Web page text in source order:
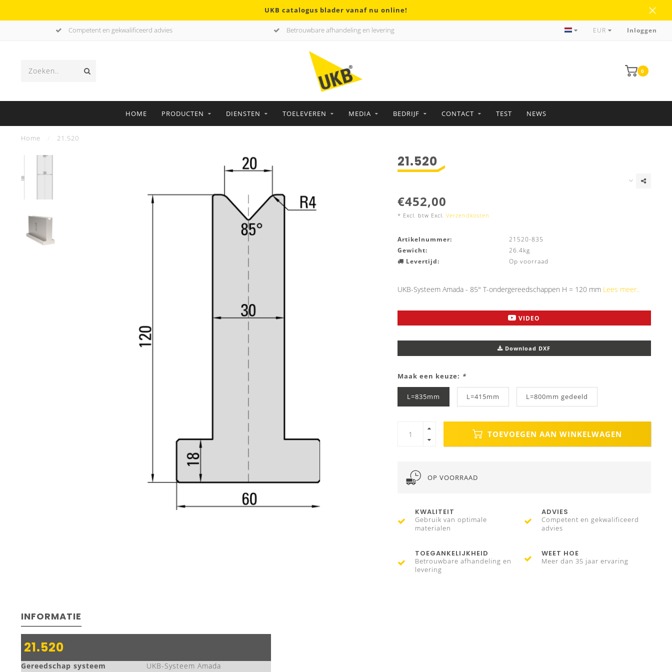
UKB catalogus blader vanaf nu online!
Competent en gekwalificeerd advies Betrouwbare afhandeling en levering Meer dan 35 jaar ervaringEUR Inloggen
0
HOME PRODUCTEN DIENSTEN TOELEVEREN MEDIA BEDRIJF CONTACT TEST NEWS
Home 21.520
21.520
€452,00
* Excl. btw Excl. Verzendkosten
Artikelnummer:
21520-835
Gewicht:
26.4kg
Levertijd:
Op voorraad
UKB-Systeem Amada - 85° T-ondergereedschappen H = 120 mm Lees meer..
VIDEO
Download DXF
Maak een keuze: *
L=835mm L=415mm L=800mm gedeeld
TOEVOEGEN AAN WINKELWAGEN
OP VOORRAAD
KWALITEIT
Gebruik van optimale
materialen
ADVIES
Competent en gekwalificeerd
advies
TOEGANKELIJKHEID
Betrouwbare afhandeling en
levering
WEET HOE
Meer dan 35 jaar ervaring
INFORMATIE
21.520
Gereedschap systeem
UKB-Systeem Amada